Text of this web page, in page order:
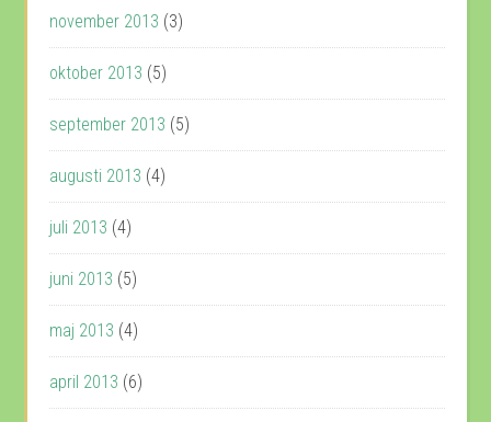
november 2013 (3)
oktober 2013 (5)
september 2013 (5)
augusti 2013 (4)
juli 2013 (4)
juni 2013 (5)
maj 2013 (4)
april 2013 (6)